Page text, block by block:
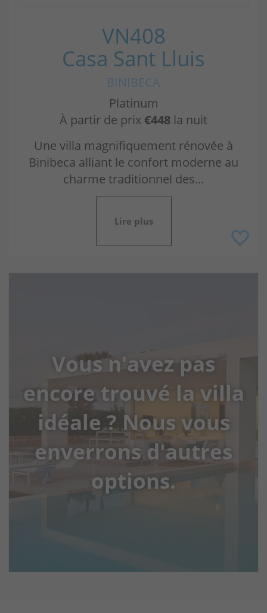
VN408
Casa Sant Lluis
BINIBECA
Platinum
À partir de prix €448 la nuit
Une villa magnifiquement rénovée à
Binibeca alliant le confort moderne au
charme traditionnel des...
Lire plus
Vous n'avez pas
encore trouvé la villa
idéale ? Nous vous
enverrons d'autres
options.